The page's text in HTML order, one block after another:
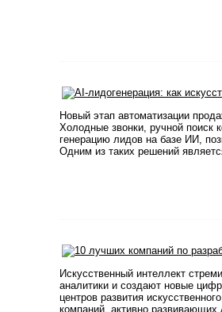
Новый этап автоматизации
Холодные звонки, ручной поиск
генерацию лидов на базе ИИ,
Одним из таких решений
Искусственный интеллект
аналитики и создают новые
центров развития
компаний, активно